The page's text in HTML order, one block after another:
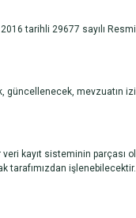
tarihli 29677 sayılı Resmi
güncellenecek, mevzuatın
kayıt sisteminin